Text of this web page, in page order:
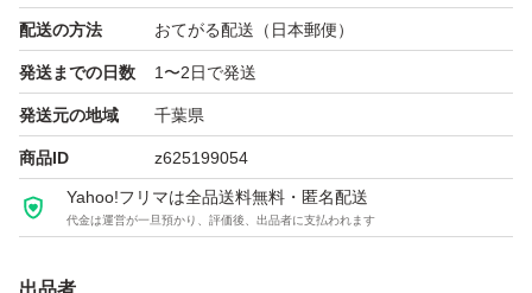
配送の方法 おてがる配送（日本郵便）
発送までの日数 1〜2日で発送
発送元の地域 千葉県
商品ID z625199054
Yahoo!フリマは全品送料無料・匿名配送
代金は運営が一旦預かり、評価後、出品者に支払われます